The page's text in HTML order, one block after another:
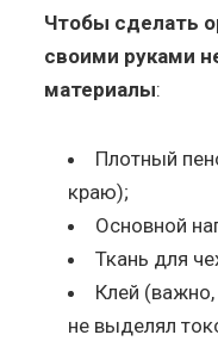
Чтобы сделать
своими руками
материалы:
Плотный
краю);
Основной
Ткань для
Клей
не выделял